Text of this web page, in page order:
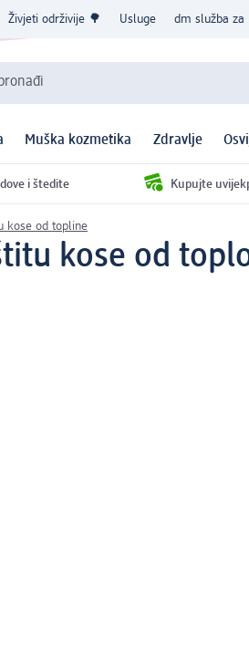
Živjeti održivije 🌳 Usluge dm služba za
Muška kozmetika Zdravlje
i štedite Kupujte
kose od topline
kose od